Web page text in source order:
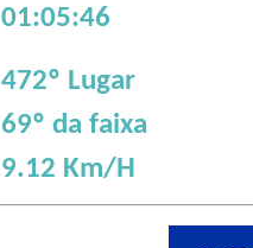
01:05:46
472º Lugar
69º da faixa
9.12 Km/H